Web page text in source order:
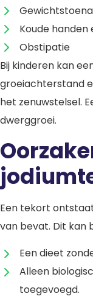
Koude handen
Obstipatie
Bij kinderen kan
groeiachterstand
het zenuwstelsel.
dwerggroei.
Een tekort
van bevat. Dit kan
Een dieet
Alleen
toegevoegd.